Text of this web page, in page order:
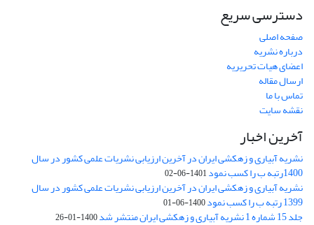
دسترسی سریع
صفحه اصلی
درباره نشریه
اعضای هیات تحریریه
ارسال مقاله
تماس با ما
نقشه سایت
آخرین اخبار
نشریه آبیاری و زهکشی ایران در آخرین ارزیابی نشریات علمی کشور در سال
1400رتبه ب را کسب نمود 1401-06-02
نشریه آبیاری و زهکشی ایران در آخرین ارزیابی نشریات علمی کشور در سال
1399 رتبه ب را کسب نمود 1400-06-01
جلد 15 شماره 1 نشریه آبیاری و زهکشی ایران منتشر شد 1400-01-26